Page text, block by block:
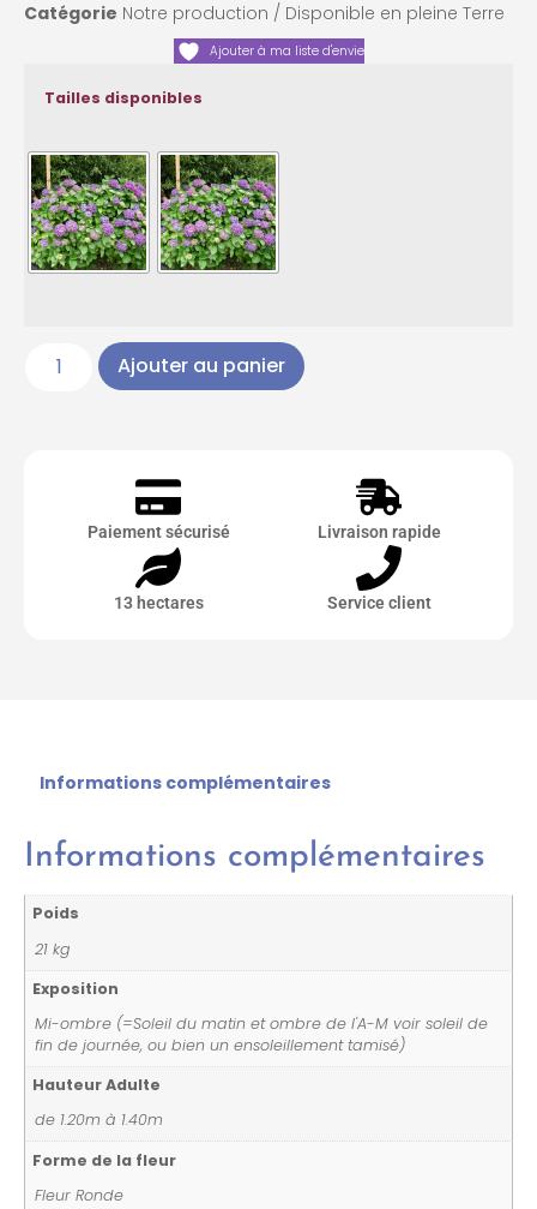
Catégorie Notre production / Disponible en pleine Terre
Ajouter à ma liste d'envie
Tailles disponibles
Ajouter au panier
Paiement sécurisé Livraison rapide
13 hectares Service client
Informations complémentaires
Informations complémentaires
Poids
21 kg
Exposition
Mi-ombre (=Soleil du matin et ombre de l'A-M voir soleil de
fin de journée, ou bien un ensoleillement tamisé)
Hauteur Adulte
de 1.20m à 1.40m
Forme de la fleur
Fleur Ronde